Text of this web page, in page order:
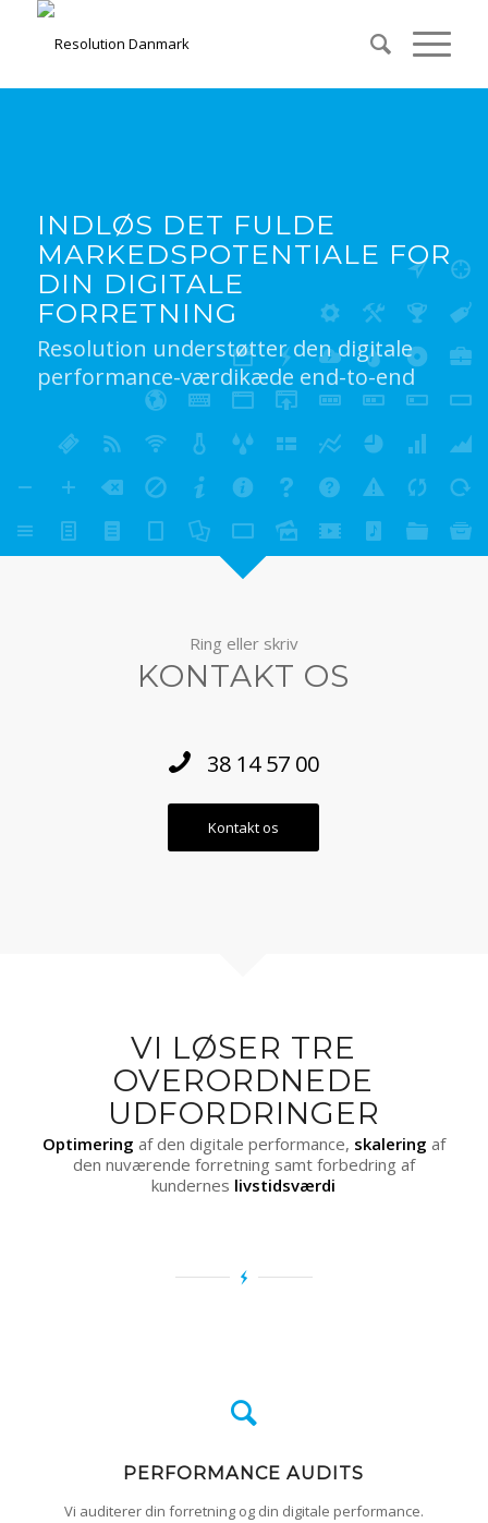
INDLØS DET FULDE
MARKEDSPOTENTIALE FOR
DIN DIGITALE
FORRETNING
Resolution understøtter den digitale
performance-værdikæde end-to-end
Ring eller skriv
KONTAKT OS
38 14 57 00
Kontakt os
VI LØSER TRE
OVERORDNEDE
UDFORDRINGER
Optimering af den digitale performance, skalering af
den nuværende forretning samt forbedring af
kundernes livstidsværdi
PERFORMANCE AUDITS
Vi auditerer din forretning og din digitale performance.